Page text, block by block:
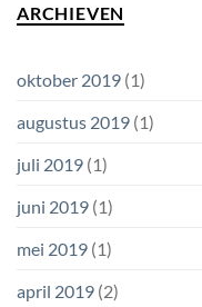
ARCHIEVEN
oktober 2019 (1)
augustus 2019 (1)
juli 2019 (1)
juni 2019 (1)
mei 2019 (1)
april 2019 (2)